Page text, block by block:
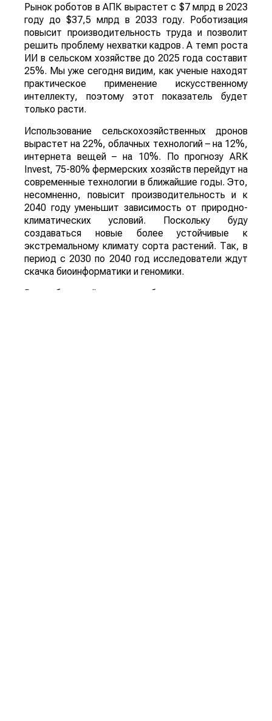
Рынок роботов в АПК вырастет с $7 млрд в 2023
году до $37,5 млрд в 2033 году. Роботизация
повысит производительность труда и позволит
решить проблему нехватки кадров. А темп роста
ИИ в сельском хозяйстве до 2025 года составит
25%. Мы уже сегодня видим, как ученые находят
практическое применение искусственному
интеллекту, поэтому этот показатель будет
только расти.
Использование сельскохозяйственных дронов
вырастет на 22%, облачных технологий – на 12%,
интернета вещей – на 10%. По прогнозу ARK
Invest, 75-80% фермерских хозяйств перейдут на
современные технологии в ближайшие годы. Это,
несомненно, повысит производительность и к
2040 году уменьшит зависимость от природно-
климатических условий. Поскольку буду
создаваться новые более устойчивые к
экстремальному климату сорта растений. Так, в
период с 2030 по 2040 год исследователи ждут
скачка биоинформатики и геномики.
Рынок белковой инженерии будет расти почти на